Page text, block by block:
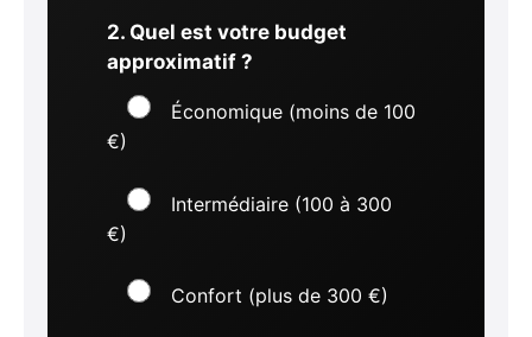
2. Quel est votre budget
approximatif ?
Économique (moins de 100
€)
Intermédiaire (100 à 300
€)
Confort (plus de 300 €)